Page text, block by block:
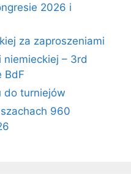
2026 i
za zaproszeniami
– 3rd
BdF
do turniejów
960